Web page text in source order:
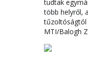
tudtak
több helyről,
tűzoltóságtól
MTI/Balogh